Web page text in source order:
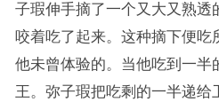
子瑕伸手摘了一个又大又熟透
咬着吃了起来。这种摘下便吃
他未曾体验的。当他吃到一半
王。弥子瑕把吃剩的一半递给